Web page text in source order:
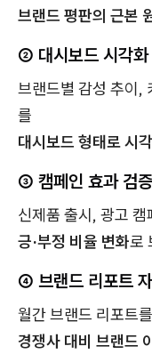
브랜드 평판의 근본
② 대시보드 시각화
브랜드별 감성 추이,
를
대시보드 형태로 시
③ 캠페인 효과 검증
신제품 출시, 광고 캠
긍·부정 비율 변화로
④ 브랜드 리포트
월간 브랜드 리포트
경쟁사 대비 브랜드